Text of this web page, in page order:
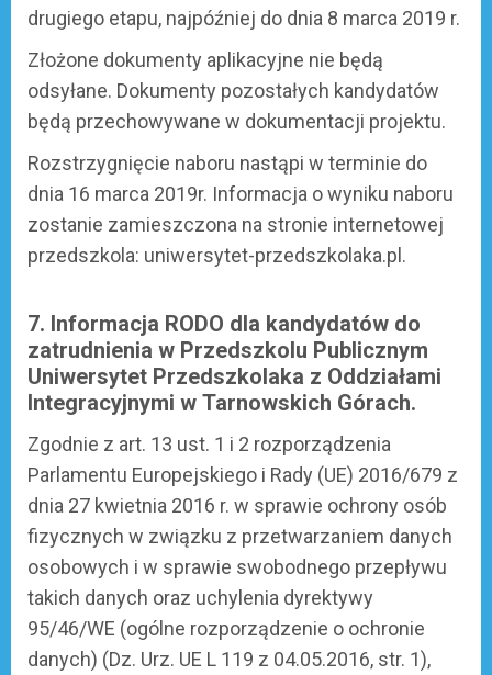
drugiego etapu, najpóźniej do dnia 8 marca 2019 r.
Złożone dokumenty aplikacyjne nie będą
odsyłane. Dokumenty pozostałych kandydatów
będą przechowywane w dokumentacji projektu.
Rozstrzygnięcie naboru nastąpi w terminie do
dnia 16 marca 2019r. Informacja o wyniku naboru
zostanie zamieszczona na stronie internetowej
przedszkola: uniwersytet-przedszkolaka.pl.
7. Informacja RODO dla kandydatów do
zatrudnienia w Przedszkolu Publicznym
Uniwersytet Przedszkolaka z Oddziałami
Integracyjnymi w Tarnowskich Górach.
Zgodnie z art. 13 ust. 1 i 2 rozporządzenia
Parlamentu Europejskiego i Rady (UE) 2016/679 z
dnia 27 kwietnia 2016 r. w sprawie ochrony osób
fizycznych w związku z przetwarzaniem danych
osobowych i w sprawie swobodnego przepływu
takich danych oraz uchylenia dyrektywy
95/46/WE (ogólne rozporządzenie o ochronie
danych) (Dz. Urz. UE L 119 z 04.05.2016, str. 1),